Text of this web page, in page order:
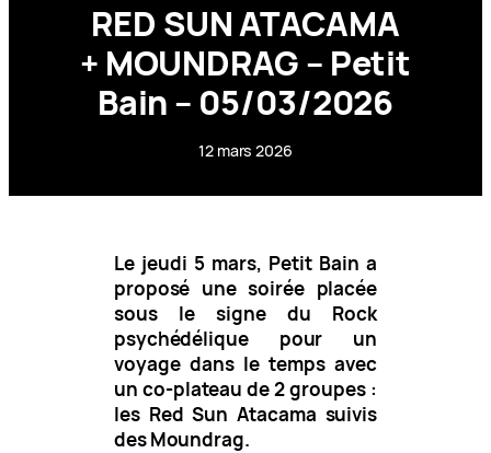
RED SUN ATACAMA
+ MOUNDRAG – Petit
Bain – 05/03/2026
12 mars 2026
Le jeudi 5 mars, Petit Bain a
proposé une soirée placée
sous le signe du Rock
psychédélique pour un
voyage dans le temps avec
un co-plateau de 2 groupes :
les Red Sun Atacama suivis
des Moundrag.